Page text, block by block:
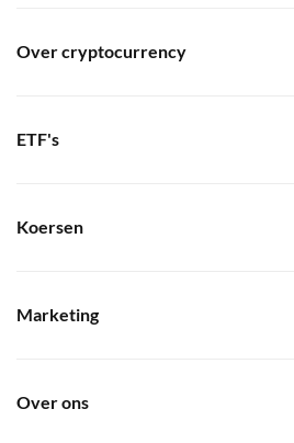
Over cryptocurrency
ETF's
Koersen
Marketing
Over ons